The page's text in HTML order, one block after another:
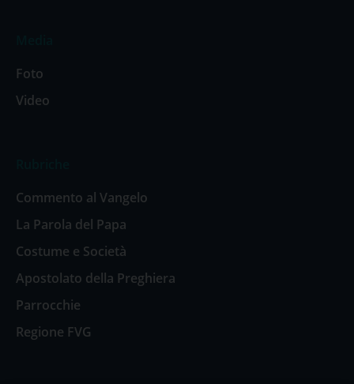
Foto
Video
Commento al Vangelo
La Parola del Papa
Costume e Società
Apostolato della Preghiera
Parrocchie
Regione FVG